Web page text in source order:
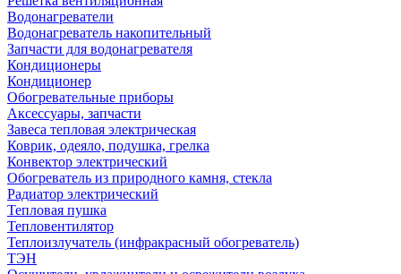
Водонагреватели
Водонагреватель накопительный
Запчасти для водонагревателя
Кондиционеры
Кондиционер
Обогревательные приборы
Аксессуары, запчасти
Завеса тепловая электрическая
Коврик, одеяло, подушка, грелка
Конвектор электрический
Обогреватель из природного камня, стекла
Радиатор электрический
Тепловая пушка
Тепловентилятор
Теплоизлучатель (инфракрасный обогреватель)
ТЭН